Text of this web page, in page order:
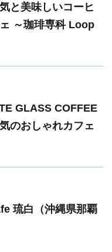
と美味しいコーヒ
～珈琲専科 Loop
GLASS COFFEE
のおしゃれカフェ
琉白（沖縄県那覇